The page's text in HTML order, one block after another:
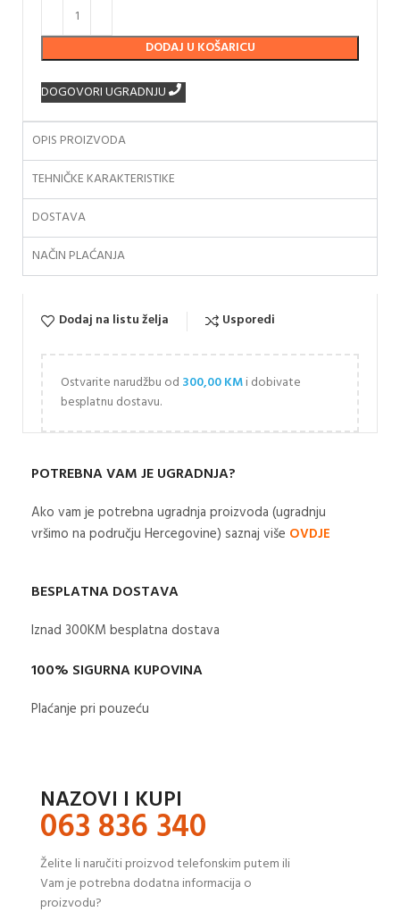
DODAJ U KOŠARICU
DOGOVORI UGRADNJU
OPIS PROIZVODA
TEHNIČKE KARAKTERISTIKE
DOSTAVA
NAČIN PLAĆANJA
Dodaj na listu želja Usporedi
Ostvarite narudžbu od 300,00KMi dobivate
besplatnu dostavu.
POTREBNA VAM JE UGRADNJA?
Ako vam je potrebna ugradnja proizvoda (ugradnju
vršimo na području Hercegovine) saznaj više OVDJE
BESPLATNA DOSTAVA
Iznad 300KM besplatna dostava​
100% SIGURNA KUPOVINA
Plaćanje pri pouzeću
NAZOVI I KUPI
063 836 340
Želite li naručiti proizvod telefonskim putem ili
Vam je potrebna dodatna informacija o
proizvodu?